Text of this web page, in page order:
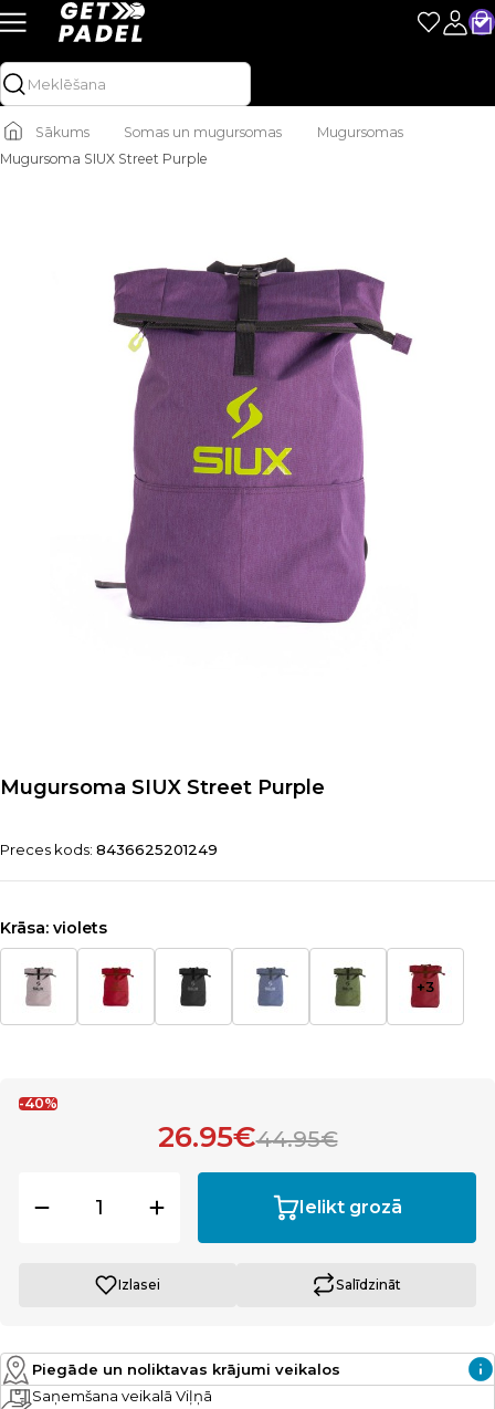
Sākums Somas un mugursomas
Mugursomas
Mugursoma SIUX Street Purple
Mugursoma SIUX Street Purple
Preces kods: 8436625201249
Krāsa: violets
-40%
26.95€44.95€
Ielikt grozā
Izlasei Salīdzināt
Piegāde un noliktavas krājumi veikalos
Saņemšana veikalā Viļņā